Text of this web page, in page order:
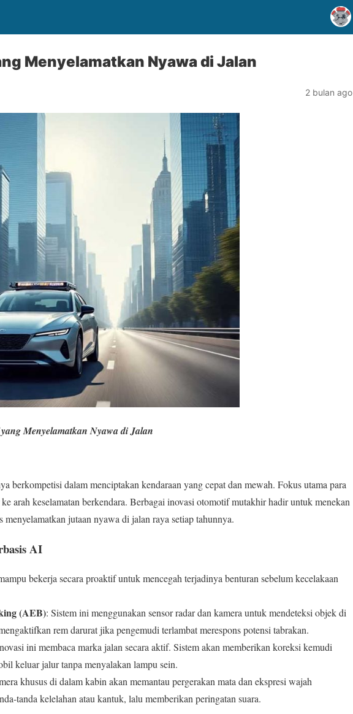
Menyelamatkan Nyawa di Jalan
2 bulan ago
Menyelamatkan Nyawa di Jalan
berkompetisi dalam menciptakan kendaraan yang cepat dan mewah. Fokus utama para
arah keselamatan berkendara. Berbagai inovasi otomotif mutakhir hadir untuk menekan
jutaan nyawa di jalan raya setiap tahunnya.
AI
bekerja secara proaktif untuk mencegah terjadinya benturan sebelum kecelakaan
(AEB): Sistem ini menggunakan sensor radar dan kamera untuk mendeteksi objek di
rem darurat jika pengemudi terlambat merespons potensi tabrakan.
ini membaca marka jalan secara aktif. Sistem akan memberikan koreksi kemudi
keluar jalur tanpa menyalakan lampu sein.
khusus di dalam kabin akan memantau pergerakan mata dan ekspresi wajah
tanda kelelahan atau kantuk, lalu memberikan peringatan suara.